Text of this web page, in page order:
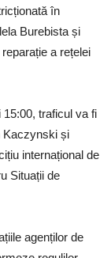
în
Burebista și
a rețelei
traficul va fi
Kaczynski și
internațional de
Situații de
agenților de